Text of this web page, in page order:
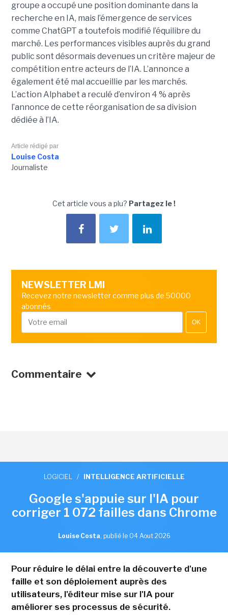
groupe a occupé une position dominante dans la
recherche en IA, mais l’émergence de services
comme ChatGPT a toutefois modifié l’équilibre du
marché. Les performances visibles auprès du grand
public sont désormais devenues un critère majeur de
compétition entre acteurs de l’IA. L’annonce a
également été mal accueillie par les marchés.
L’action Alphabet a reculé d’environ 4 % après
l’annonce de cette réorganisation de sa division
dédiée à l’IA.
Article rédigé par
Louise Costa
Journaliste
Cet article vous a plu? Partagez le !
NEWSLETTER LMI
Recevez notre newsletter comme plus de 50000
abonnés
OK
Commentaire
LOGICIEL / INTELLIGENCE ARTIFICIELLE
Google s'appuie sur l'IA pour
corriger 1 072 failles dans Chrome
Louise Costa, publié le 04 Aout 2026
Pour réduire le délai entre la découverte d'une
faille et son déploiement auprès des
utilisateurs, l'éditeur mise sur l'IA pour
améliorer ses processus de sécurité.